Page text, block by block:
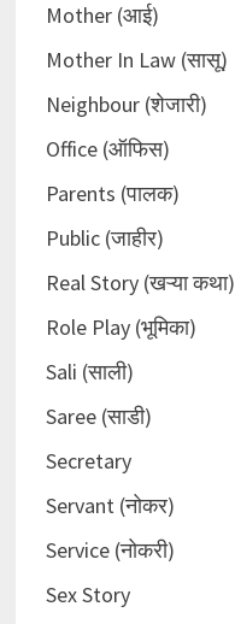
Mother (आई)
Mother In Law (सासू)
Neighbour (शेजारी)
Office (ऑफिस)
Parents (पालक)
Public (जाहीर)
Real Story (खऱ्या कथा)
Role Play (भूमिका)
Sali (साली)
Saree (साडी)
Secretary
Servant (नोकर)
Service (नोकरी)
Sex Story